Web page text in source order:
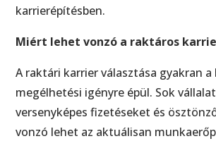
karrierépítésben.
Miért lehet vonzó a raktáros
A raktári karrier választása gyakran a
megélhetési igényre épül. Sok
versenyképes fizetéseket és
vonzó lehet az aktuálisan